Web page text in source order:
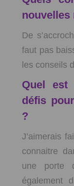
nouvelles
De
faut pas
les conseils
Quel
défis
?
J’aimerais
connaitre
une porte
également